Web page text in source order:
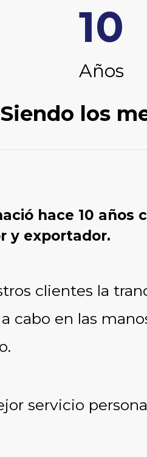
10
Años
Siendo los
hace 10
y exportador.
clientes la
cabo en las
servicio